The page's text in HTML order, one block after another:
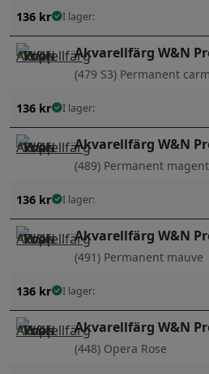
136 kr I lager:
Akvarellfärg W&N
(479 S3) Permanent
136 kr I lager:
Akvarellfärg W&N
(489) Permanent
136 kr I lager:
Akvarellfärg W&N
(491) Permanent mauve
136 kr I lager:
Akvarellfärg W&N
(448) Opera Rose